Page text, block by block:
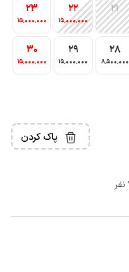
21
22
15٬000٬000
23
15٬000٬000
28
8٬500٬000
29
15٬000٬000
30
15٬000٬000
پاک کردن